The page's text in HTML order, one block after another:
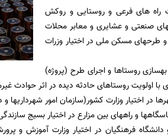
برای آسفالت راه های فرعی و روستایی و روکش
صنعتی و عشایری و معابر محلات
مسکن ملی در اختیار وزرات
معابر و بهسازی روستاها و اجرای طرح (پروژه)
اولویت روستاهای حادثه دیده در اثر حوادث
مدارس و دانشگاه فرهنگیان در اختیار وزارت